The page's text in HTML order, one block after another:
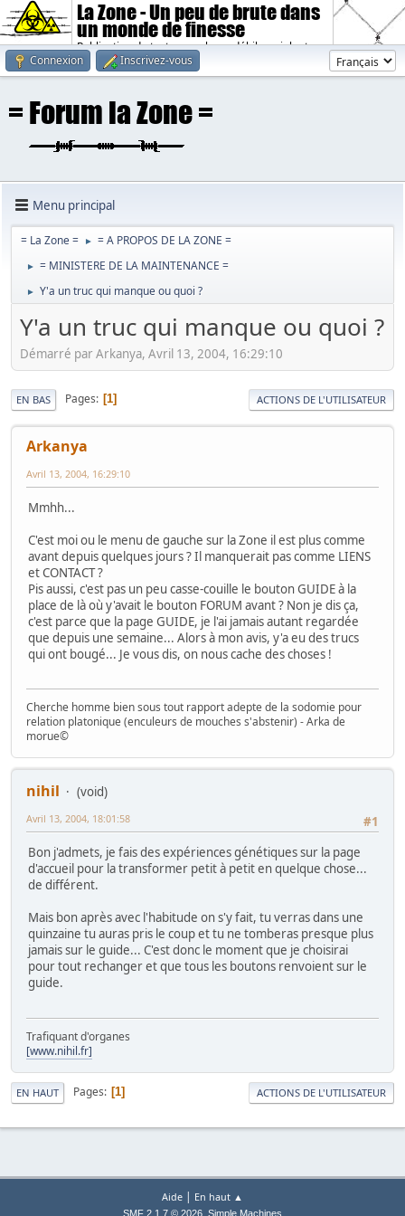
La Zone - Un peu de brute dans
un monde de finesse
Publication de textes sombres, débiles, violents.
Connexion
Inscrivez-vous
Menu principal
= La Zone = ► = A PROPOS DE LA ZONE =
► = MINISTERE DE LA MAINTENANCE =
► Y'a un truc qui manque ou quoi ?
Y'a un truc qui manque ou quoi ?
Démarré par Arkanya, Avril 13, 2004, 16:29:10
EN BAS Pages 1 ACTIONS DE L'UTILISATEUR
Arkanya
Avril 13, 2004, 16:29:10
Mmhh...
C'est moi ou le menu de gauche sur la Zone il est plus comme
avant depuis quelques jours ? Il manquerait pas comme LIENS
et CONTACT ?
Pis aussi, c'est pas un peu casse-couille le bouton GUIDE à la
place de là où y'avait le bouton FORUM avant ? Non je dis ça,
c'est parce que la page GUIDE, je l'ai jamais autant regardée
que depuis une semaine... Alors à mon avis, y'a eu des trucs
qui ont bougé... Je vous dis, on nous cache des choses !
Cherche homme bien sous tout rapport adepte de la sodomie pour
relation platonique (enculeurs de mouches s'abstenir) - Arka de
morue©
nihil
(void)
#1
Avril 13, 2004, 18:01:58
Bon j'admets, je fais des expériences génétiques sur la page
d'accueil pour la transformer petit à petit en quelque chose...
de différent.
Mais bon après avec l'habitude on s'y fait, tu verras dans une
quinzaine tu auras pris le coup et tu ne tomberas presque plus
jamais sur le guide... C'est donc le moment que je choisirai
pour tout rechanger et que tous les boutons renvoient sur le
guide.
Trafiquant d'organes
[www.nihil.fr]
EN HAUT Pages 1 ACTIONS DE L'UTILISATEUR
Aide | En haut ▲
SMF 2.1.7 © 2026 Simple Machines